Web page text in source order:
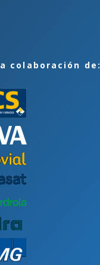
colaboración de: